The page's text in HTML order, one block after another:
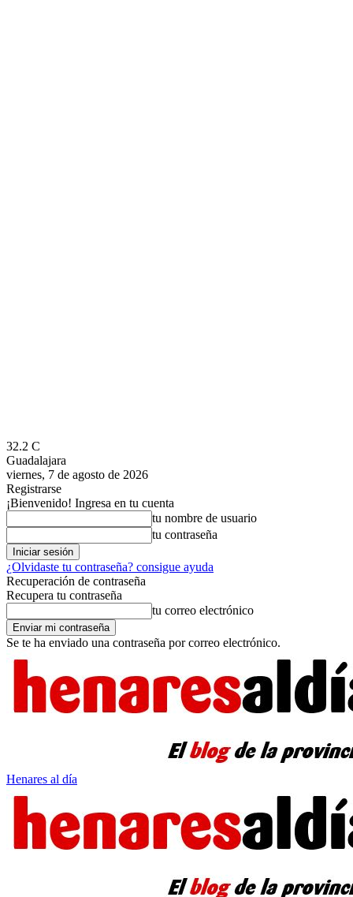
32.2 C
Guadalajara
viernes, 7 de agosto de 2026
Registrarse
¡Bienvenido! Ingresa en tu cuenta
tu nombre de usuario
tu contraseña
¿Olvidaste tu contraseña? consigue ayuda
Recuperación de contraseña
Recupera tu contraseña
tu correo electrónico
Se te ha enviado una contraseña por correo electrónico.
Henares al día